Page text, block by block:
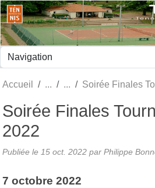
Accueil Soirée Finales
Soirée Finales
2022
Publiée le 15 oct. 2022 par Philippe
7 octobre 2022
Panneau de gestion des cookies